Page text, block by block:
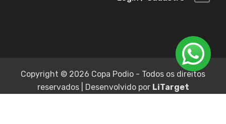
Copyright © 2026 Copa Podio - Todos os direitos
reservados | Desenvolvido por LiTarget